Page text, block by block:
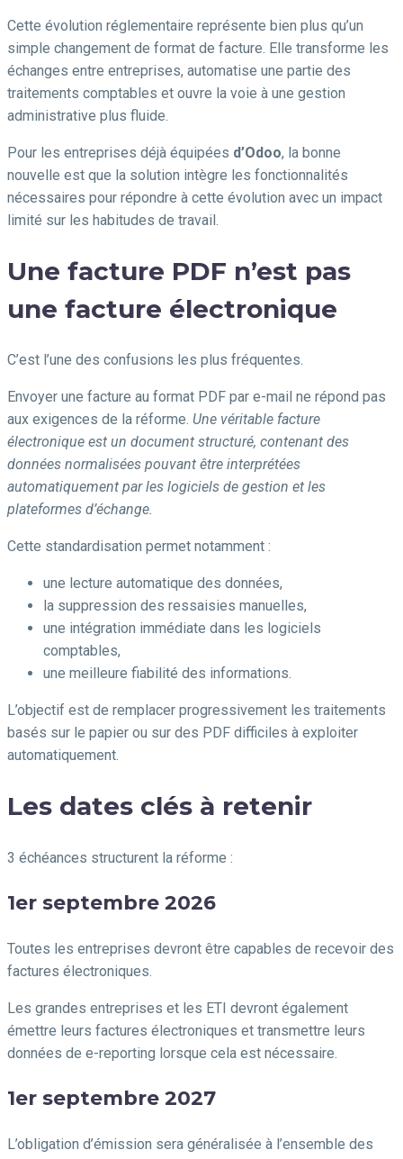
Cette évolution réglementaire représente bien plus qu’un
simple changement de format de facture. Elle transforme les
échanges entre entreprises, automatise une partie des
traitements comptables et ouvre la voie à une gestion
administrative plus fluide.
Pour les entreprises déjà équipées d’Odoo, la bonne
nouvelle est que la solution intègre les fonctionnalités
nécessaires pour répondre à cette évolution avec un impact
limité sur les habitudes de travail.
Une facture PDF n’est pas
une facture électronique
C’est l’une des confusions les plus fréquentes.
Envoyer une facture au format PDF par e-mail ne répond pas
aux exigences de la réforme. Une véritable facture
électronique est un document structuré, contenant des
données normalisées pouvant être interprétées
automatiquement par les logiciels de gestion et les
plateformes d’échange.
Cette standardisation permet notamment :
une lecture automatique des données,
la suppression des ressaisies manuelles,
une intégration immédiate dans les logiciels
comptables,
une meilleure fiabilité des informations.
L’objectif est de remplacer progressivement les traitements
basés sur le papier ou sur des PDF difficiles à exploiter
automatiquement.
Les dates clés à retenir
3 échéances structurent la réforme :
1er septembre 2026
Toutes les entreprises devront être capables de recevoir des
factures électroniques.
Les grandes entreprises et les ETI devront également
émettre leurs factures électroniques et transmettre leurs
données de e-reporting lorsque cela est nécessaire.
1er septembre 2027
L’obligation d’émission sera généralisée à l’ensemble des